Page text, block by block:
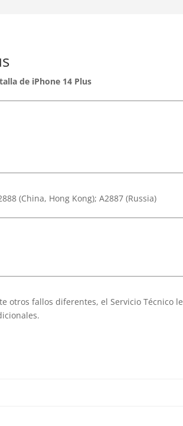
de iPhone 14 Plus
(China, Hong Kong); A2887 (Russia)
otros fallos diferentes, el Servicio Técnico le